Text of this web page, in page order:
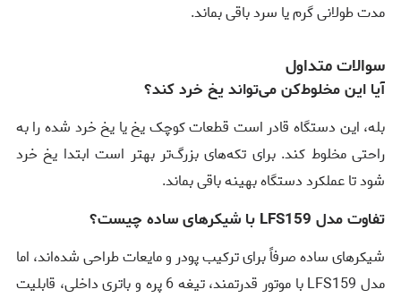
مدت طولانی گرم یا سرد باقی بماند.
سوالات متداول
آیا این مخلوط‌کن می‌تواند یخ خرد کند؟
بله، این دستگاه قادر است قطعات کوچک یخ یا یخ خرد شده را به
راحتی مخلوط کند. برای تکه‌های بزرگ‌تر بهتر است ابتدا یخ خرد
شود تا عملکرد دستگاه بهینه باقی بماند.
تفاوت مدل LFS159 با شیکرهای ساده چیست؟
شیکرهای ساده صرفاً برای ترکیب پودر و مایعات طراحی شده‌اند، اما
مدل LFS159 با موتور قدرتمند، تیغه 6 پره و باتری داخلی، قابلیت